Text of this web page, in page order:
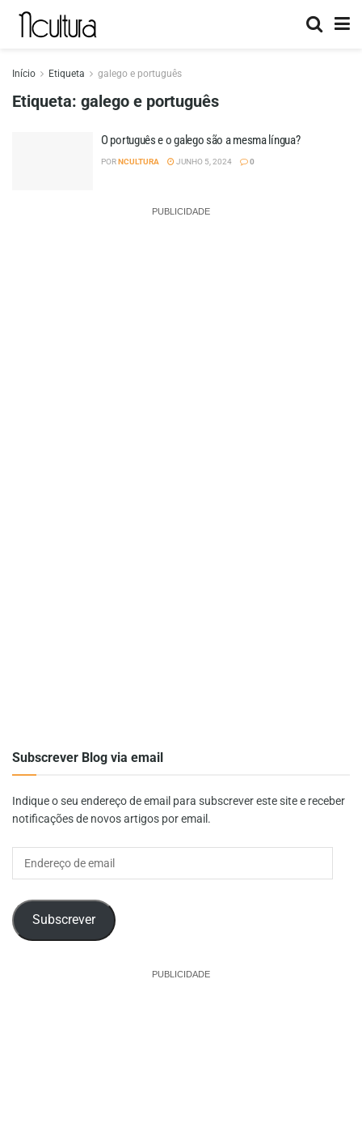
Início Etiqueta galego e português
Etiqueta: galego e português
O português e o galego são a mesma língua?
PORNCULTURA JUNHO 5, 2024 0
PUBLICIDADE
Subscrever Blog via email
Indique o seu endereço de email para subscrever este site e receber
notificações de novos artigos por email.
Subscrever
PUBLICIDADE